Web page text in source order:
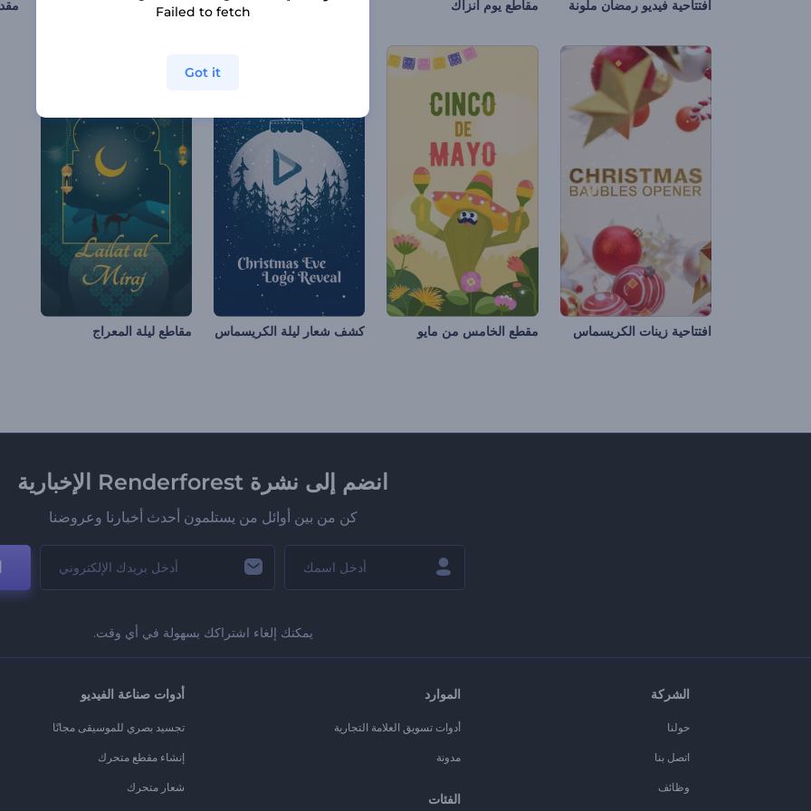
افتتاحية فيديو رمضان ملونة مقاطع يوم أنزاك مجموعة رسوم متحركة لعيد الهالوين مقاطع شابات شالوم
افتتاحية زينات الكريسماس مقطع الخامس من مايو كشف شعار ليلة الكريسماس مقاطع ليلة المعراج
انضم إلى نشرة Renderforest الإخبارية
كن من بين أوائل من يستلمون أحدث أخبارنا وعروضنا
يمكنك إلغاء اشتراكك بسهولة في أي وقت.
الشركة
حولنا
اتصل بنا
وظائف
الموارد
أدوات تسويق العلامة التجارية
مدونة
الفئات
أدوات صناعة الفيديو
تجسيد بصري للموسيقى مجانًا
إنشاء مقطع متحرك
شعار متحرك
Failed to fetch
Got it